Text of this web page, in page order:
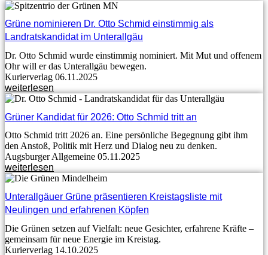
Grüne nominieren Dr. Otto Schmid einstimmig als
Landratskandidat im Unterallgäu
Dr. Otto Schmid wurde einstimmig nominiert. Mit Mut und offenem
Ohr will er das Unterallgäu bewegen.
Kurierverlag 06.11.2025
weiterlesen
Grüner Kandidat für 2026: Otto Schmid tritt an
Otto Schmid tritt 2026 an. Eine persönliche Begegnung gibt ihm
den Anstoß, Politik mit Herz und Dialog neu zu denken.
Augsburger Allgemeine 05.11.2025
weiterlesen
Unterallgäuer Grüne präsentieren Kreistagsliste mit
Neulingen und erfahrenen Köpfen
Die Grünen setzen auf Vielfalt: neue Gesichter, erfahrene Kräfte –
gemeinsam für neue Energie im Kreistag.
Kurierverlag 14.10.2025